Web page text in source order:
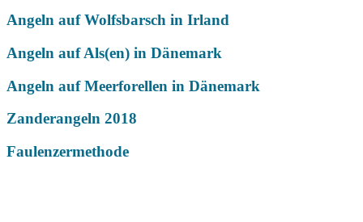
Angeln auf Wolfsbarsch in Irland
Angeln auf Als(en) in Dänemark
Angeln auf Meerforellen in Dänemark
Zanderangeln 2018
Faulenzermethode